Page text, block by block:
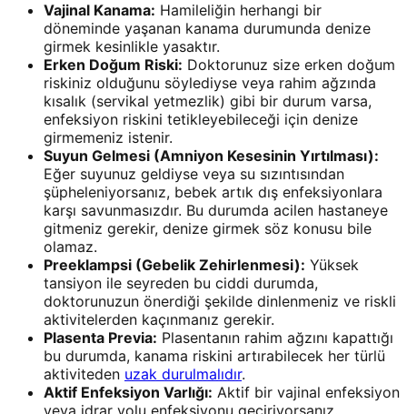
Vajinal Kanama: Hamileliğin herhangi bir
döneminde yaşanan kanama durumunda denize
girmek kesinlikle yasaktır.
Erken Doğum Riski: Doktorunuz size erken doğum
riskiniz olduğunu söylediyse veya rahim ağzında
kısalık (servikal yetmezlik) gibi bir durum varsa,
enfeksiyon riskini tetikleyebileceği için denize
girmemeniz istenir.
Suyun Gelmesi (Amniyon Kesesinin Yırtılması):
Eğer suyunuz geldiyse veya su sızıntısından
şüpheleniyorsanız, bebek artık dış enfeksiyonlara
karşı savunmasızdır. Bu durumda acilen hastaneye
gitmeniz gerekir, denize girmek söz konusu bile
olamaz.
Preeklampsi (Gebelik Zehirlenmesi): Yüksek
tansiyon ile seyreden bu ciddi durumda,
doktorunuzun önerdiği şekilde dinlenmeniz ve riskli
aktivitelerden kaçınmanız gerekir.
Plasenta Previa: Plasentanın rahim ağzını kapattığı
bu durumda, kanama riskini artırabilecek her türlü
aktiviteden uzak durulmalıdır.
Aktif Enfeksiyon Varlığı: Aktif bir vajinal enfeksiyon